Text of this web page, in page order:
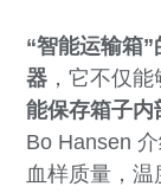
“智能运输箱
器 ，它不仅
能保存箱子
Bo Hansen
血样质量，